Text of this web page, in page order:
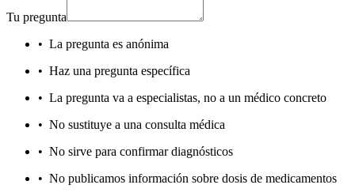
Tu pregunta
• La pregunta es anónima
• Haz una pregunta específica
• La pregunta va a especialistas, no a un médico concreto
• No sustituye a una consulta médica
• No sirve para confirmar diagnósticos
• No publicamos información sobre dosis de medicamentos